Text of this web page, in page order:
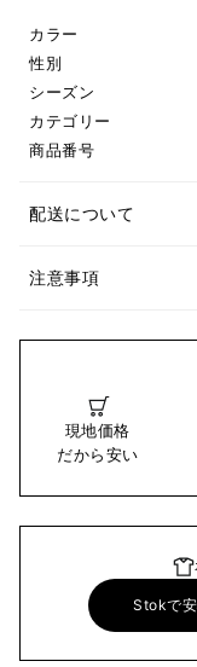
カラー
性別
シーズン
カテゴリー
商品番号
配送について
注意事項
現地価格
だから安い
Stokで